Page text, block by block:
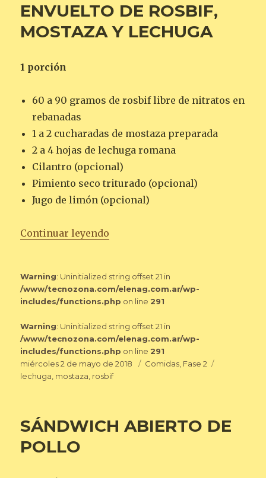
ENVUELTO DE ROSBIF,
MOSTAZA Y LECHUGA
1 porción
60 a 90 gramos de rosbif libre de nitratos en
rebanadas
1 a 2 cucharadas de mostaza preparada
2 a 4 hojas de lechuga romana
Cilantro (opcional)
Pimiento seco triturado (opcional)
Jugo de limón (opcional)
Continuar leyendo
Warning: Uninitialized string offset 21 in
/www/tecnozona.com/elenag.com.ar/wp-
includes/functions.php on line 291
Warning: Uninitialized string offset 21 in
/www/tecnozona.com/elenag.com.ar/wp-
includes/functions.php on line 291
Publicado
el
miércoles 2 de mayo de 2018 Categorías
Comidas, Fase 2
lechuga, mostaza, rosbif
SÁNDWICH ABIERTO DE
POLLO